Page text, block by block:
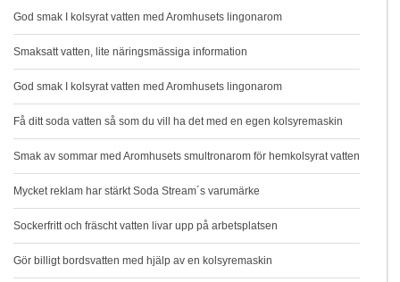
God smak I kolsyrat vatten med Aromhusets lingonarom
Smaksatt vatten, lite näringsmässiga information
God smak I kolsyrat vatten med Aromhusets lingonarom
Få ditt soda vatten så som du vill ha det med en egen kolsyremaskin
Smak av sommar med Aromhusets smultronarom för hemkolsyrat vatten
Mycket reklam har stärkt Soda Stream´s varumärke
Sockerfritt och fräscht vatten livar upp på arbetsplatsen
Gör billigt bordsvatten med hjälp av en kolsyremaskin